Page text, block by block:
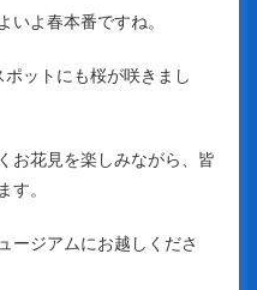
いよ春本番ですね。
ポットにも桜が咲きまし
お花見を楽しみながら、皆
す。
ージアムにお越しくださ